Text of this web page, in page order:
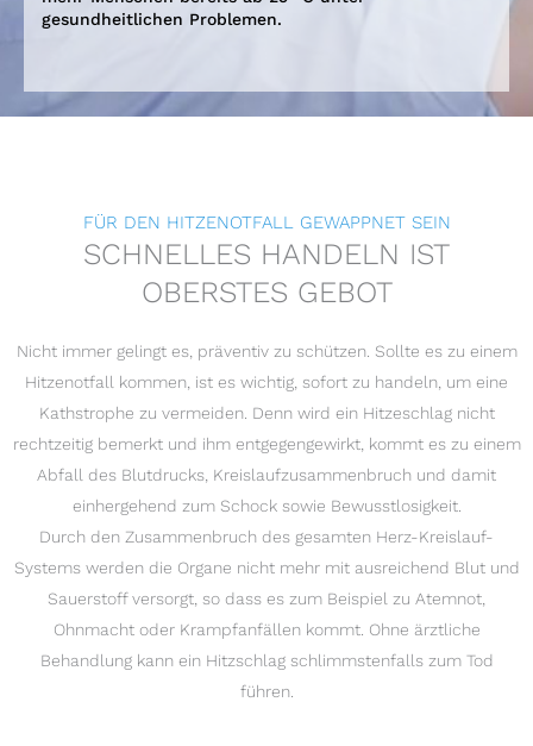
gesundheitlichen Problemen.
FÜR DEN HITZENOTFALL GEWAPPNET SEIN
SCHNELLES HANDELN IST
OBERSTES GEBOT
Nicht immer gelingt es, präventiv zu schützen. Sollte es zu einem
Hitze­not­fall kommen, ist es wichtig, sofort zu handeln, um eine
Kathstrophe zu vermeiden. Denn wird ein Hitzeschlag nicht
rechtzeitig bemerkt und ihm entgegengewirkt, kommt es zu einem
Abfall des Blutdrucks, Kreislaufzusammenbruch und damit
einhergehend zum Schock sowie Bewusstlosigkeit.
Durch den Zusammenbruch des gesamten Herz-Kreislauf-
Systems werden die Organe nicht mehr mit ausreichend Blut und
Sauerstoff versorgt, so dass es zum Beispiel zu Atemnot,
Ohnmacht oder Krampfanfällen kommt. Ohne ärztliche
Behandlung kann ein Hitzschlag schlimmstenfalls zum Tod
führen.